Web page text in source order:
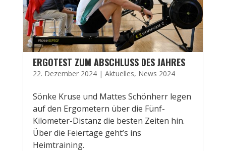
ERGOTEST ZUM ABSCHLUSS DES JAHRES
22. Dezember 2024| Aktuelles, News 2024
Sönke Kruse und Mattes Schönherr legen
auf den Ergometern über die Fünf-
Kilometer-Distanz die besten Zeiten hin.
Über die Feiertage geht’s ins
Heimtraining.